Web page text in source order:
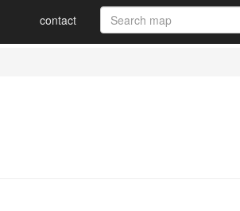
contact